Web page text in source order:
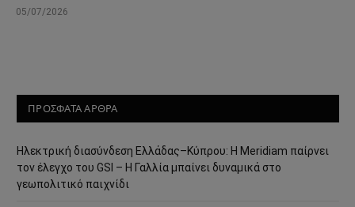
05/07/2026
ΠΡΟΣΦΑΤΑ ΑΡΘΡΑ
Ηλεκτρική διασύνδεση Ελλάδας–Κύπρου: Η Meridiam παίρνει
τον έλεγχο του GSI – Η Γαλλία μπαίνει δυναμικά στο
γεωπολιτικό παιχνίδι